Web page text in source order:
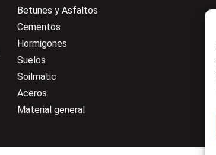
Betunes y Asfaltos
Cementos
Hormigones
Suelos
Soilmatic
Aceros
Material general